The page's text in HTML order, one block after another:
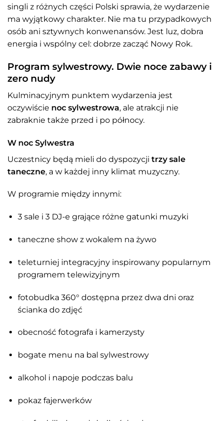
singli z różnych części Polski sprawia, że wydarzenie
ma wyjątkowy charakter. Nie ma tu przypadkowych
osób ani sztywnych konwenansów. Jest luz, dobra
energia i wspólny cel: dobrze zacząć Nowy Rok.
Program sylwestrowy. Dwie noce zabawy i
zero nudy
Kulminacyjnym punktem wydarzenia jest
oczywiście noc sylwestrowa, ale atrakcji nie
zabraknie także przed i po północy.
W noc Sylwestra
Uczestnicy będą mieli do dyspozycji trzy sale
taneczne, a w każdej inny klimat muzyczny.
W programie między innymi:
3 sale i 3 DJ-e grające różne gatunki muzyki
taneczne show z wokalem na żywo
teleturniej integracyjny inspirowany popularnym
programem telewizyjnym
fotobudka 360° dostępna przez dwa dni oraz
ścianka do zdjęć
obecność fotografa i kamerzysty
bogate menu na bal sylwestrowy
alkohol i napoje podczas balu
pokaz fajerwerków